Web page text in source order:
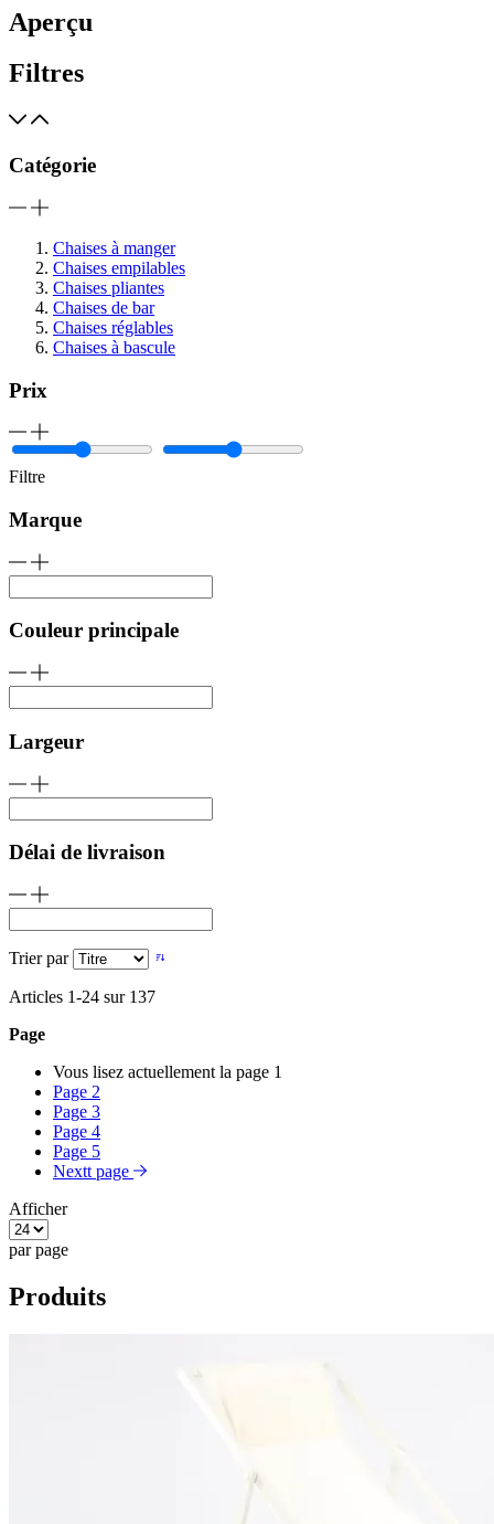
Aperçu
Filtres
Catégorie
Chaises à manger
Chaises empilables
Chaises pliantes
Chaises de bar
Chaises réglables
Chaises à bascule
Prix
Filtre
Marque
Couleur principale
Largeur
Délai de livraison
Trier par
Articles 1-24 sur 137
Page
Vous lisez actuellement la page 1
Page 2
Page 3
Page 4
Page 5
Nextt page
Afficher
par page
Produits